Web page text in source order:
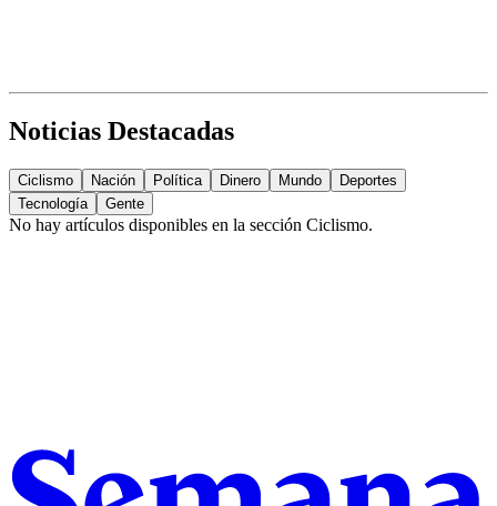
Noticias Destacadas
Ciclismo Nación Política Dinero Mundo
Deportes
Tecnología
Gente
No hay artículos disponibles en la sección Ciclismo.